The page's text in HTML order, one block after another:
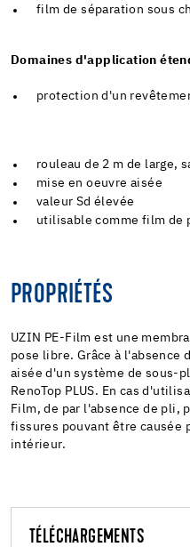
film de séparation sous
Domaines d'application
protection d'un
rouleau de 2 m de large,
mise en oeuvre aisée
valeur Sd élevée
utilisable comme film de
PROPRIÉTÉS
UZIN PE-Film est une
pose libre. Grâce à l'absence
aisée d'un système de sous-
RenoTop PLUS. En cas
Film, de par l'absence de pli,
fissures pouvant être causée
intérieur.
TÉLÉCHARGEMENTS